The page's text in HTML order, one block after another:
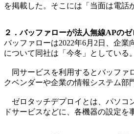
を掲載した。そこには「当面は電話
２．バッファローが法人無線APの
バッファローは2022年6月2日、企
について同社は「今冬」としている。
同サービスを利用するとバッファ
クベンダーや企業の情報システム部
ゼロタッチデプロイとは、パソコ
ドサービスなどに、各機器の設定を